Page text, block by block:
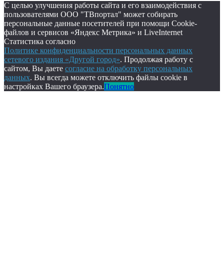
С целью улучшения работы сайта и его взаимодействия с
пользователями ООО "ТВпортал" может собирать
персональные данные посетителей при помощи Cookie-
файлов и сервисов «Яндекс Метрика» и LiveInternet
Статистика согласно
Политике конфиденциальности персональных данных
сетевого издания «Другой город». Продолжая работу с
сайтом, Вы даете согласие на обработку персональных
данных. Вы всегда можете отключить файлы cookie в
настройках Вашего браузера.Понятно